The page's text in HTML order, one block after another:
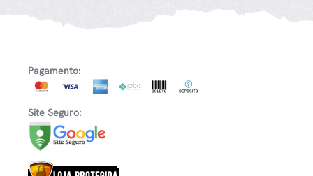
Pagamento:
Site Seguro: